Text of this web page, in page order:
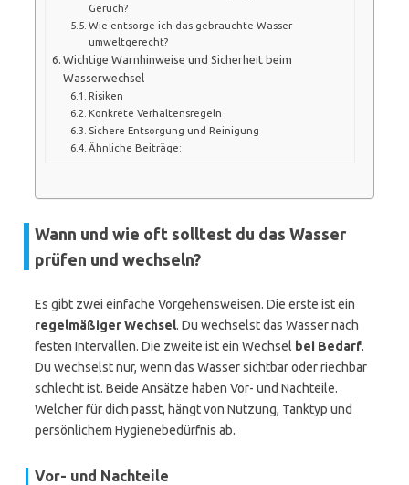
Geruch?
Wie entsorge ich das gebrauchte Wasser
umweltgerecht?
Wichtige Warnhinweise und Sicherheit beim
Wasserwechsel
Risiken
Konkrete Verhaltensregeln
Sichere Entsorgung und Reinigung
Ähnliche Beiträge:
Wann und wie oft solltest du das Wasser
prüfen und wechseln?
Es gibt zwei einfache Vorgehensweisen. Die erste ist ein
regelmäßiger Wechsel. Du wechselst das Wasser nach
festen Intervallen. Die zweite ist ein Wechsel bei Bedarf.
Du wechselst nur, wenn das Wasser sichtbar oder riechbar
schlecht ist. Beide Ansätze haben Vor- und Nachteile.
Welcher für dich passt, hängt von Nutzung, Tanktyp und
persönlichem Hygienebedürfnis ab.
Vor- und Nachteile